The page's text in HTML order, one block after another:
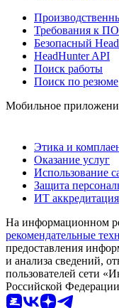
Требования к ПО
Безопасный
HeadHunter API
Поиск работы
Поиск по резюме
Мобильное
Этика и
Оказание услуг
Использование
Защита
ИТ аккредитация
На информационном
рекомендательные
предоставления
и анализа сведений,
пользователей сети
Российской